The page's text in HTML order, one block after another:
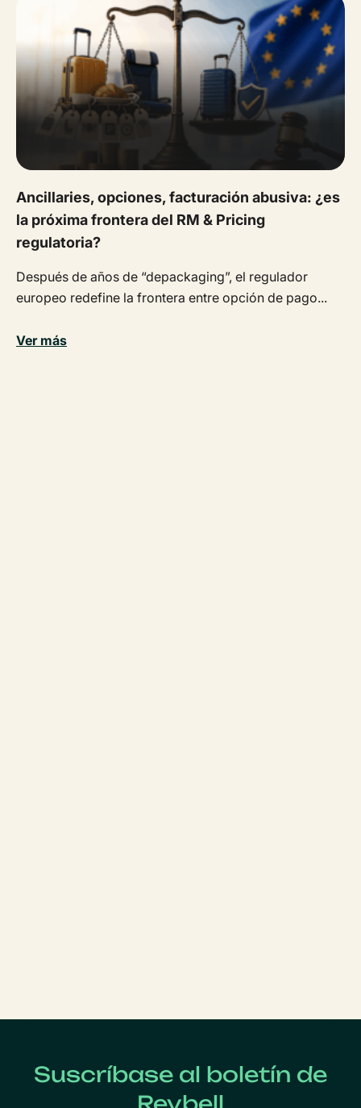
Ancillaries, opciones, facturación abusiva: ¿es
la próxima frontera del RM & Pricing
regulatoria?
Después de años de “depackaging”, el regulador
europeo redefine la frontera entre opción de pago...
Ver más
Suscríbase al boletín de